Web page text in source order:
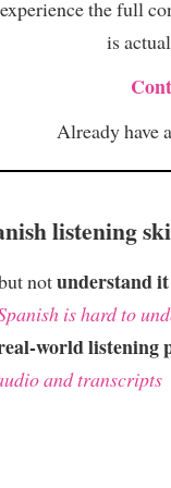
the full
is
Already have
listening
notunderstand
is hard to
world listening
and transcripts